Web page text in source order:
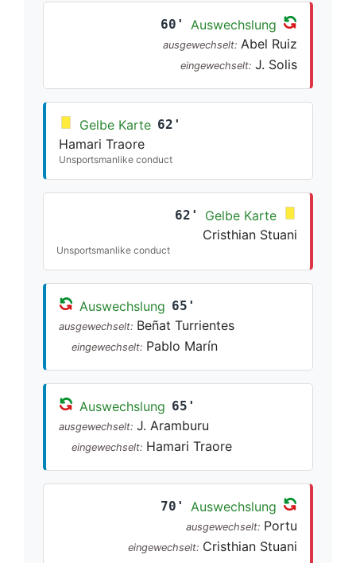
60' Auswechslung
ausgewechselt: Abel Ruiz
eingewechselt: J. Solis
Gelbe Karte 62'
Hamari Traore
Unsportsmanlike conduct
62'
Gelbe Karte
Cristhian Stuani
Unsportsmanlike conduct
Auswechslung 65'
ausgewechselt: Beñat Turrientes
eingewechselt: Pablo Marín
Auswechslung 65'
ausgewechselt: J. Aramburu
eingewechselt: Hamari Traore
70' Auswechslung
ausgewechselt: Portu
eingewechselt: Cristhian Stuani